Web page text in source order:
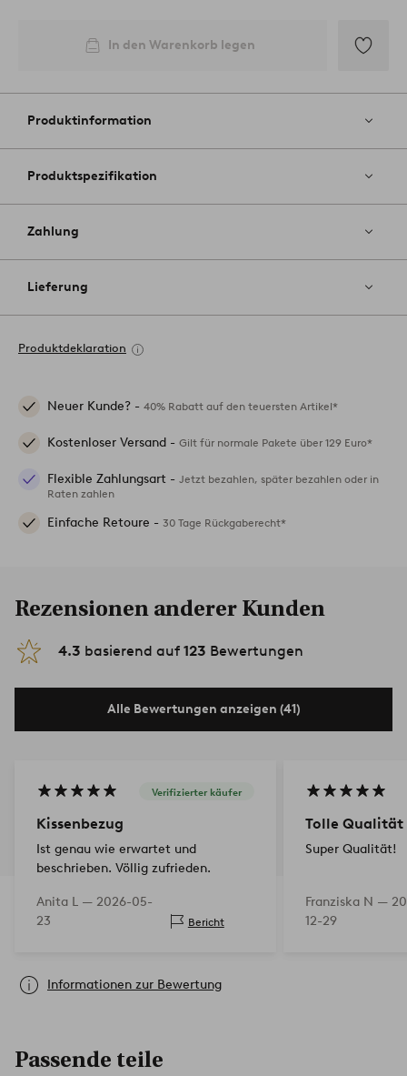
In den Warenkorb legen
Favoriten
Produktinformation
Produktspezifikation
Zahlung
Lieferung
Produktdeklaration
Neuer Kunde? - 40% Rabatt auf den teuersten Artikel*
Kostenloser Versand - Gilt für normale Pakete über 129 Euro*
Flexible Zahlungsart - Jetzt bezahlen, später bezahlen oder in
Raten zahlen
Einfache Retoure - 30 Tage Rückgaberecht*
Rezensionen anderer Kunden
4.3 basierend auf 123 Bewertungen
Alle Bewertungen anzeigen (41)
Verifizierter käufer
Kissenbezug
Ist genau wie erwartet und
beschrieben. Völlig zufrieden.
Anita L — 2026-05-
23
Bericht
Tolle Qualität
Super Qualität!
Franziska N —
12-29
Informationen zur Bewertung
Passende teile